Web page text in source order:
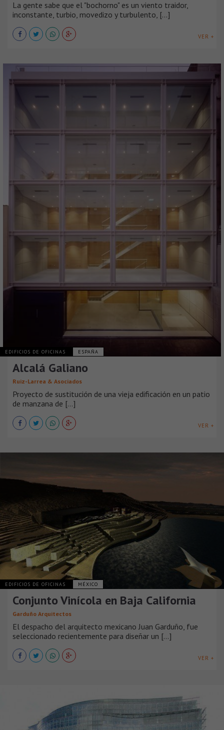
La gente sabe que el "bochorno" es un viento traidor,
inconstante, turbio, movedizo y turbulento, [...]
VER +
EDIFICIOS DE OFICINAS ESPAÑA
Alcalá Galiano
Ruiz-Larrea & Asociados
Proyecto de sustitución de una vieja edificación en un patio
de manzana de [...]
VER +
EDIFICIOS DE OFICINAS MÉXICO
Conjunto Vinícola en Baja California
Garduño Arquitectos
El despacho del arquitecto mexicano Juan Garduño, fue
seleccionado recientemente para diseñar un [...]
VER +